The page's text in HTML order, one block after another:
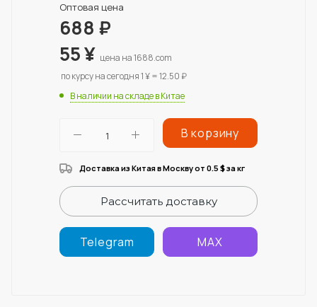
Оптовая цена
688 ₽
55¥ цена на 1688.com
по курсу на сегодня 1 ¥ = 12.50 ₽
В наличии на складе в Китае
В корзину
Доставка из Китая в Москву от 0.5 $за кг
Рассчитать доставку
Telegram MAX